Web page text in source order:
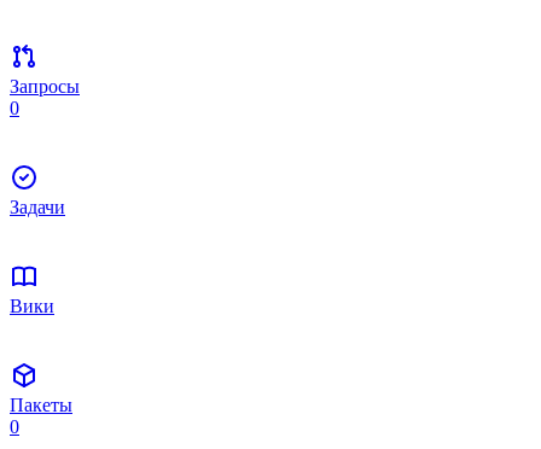
Запросы
0
Задачи
Вики
Пакеты
0